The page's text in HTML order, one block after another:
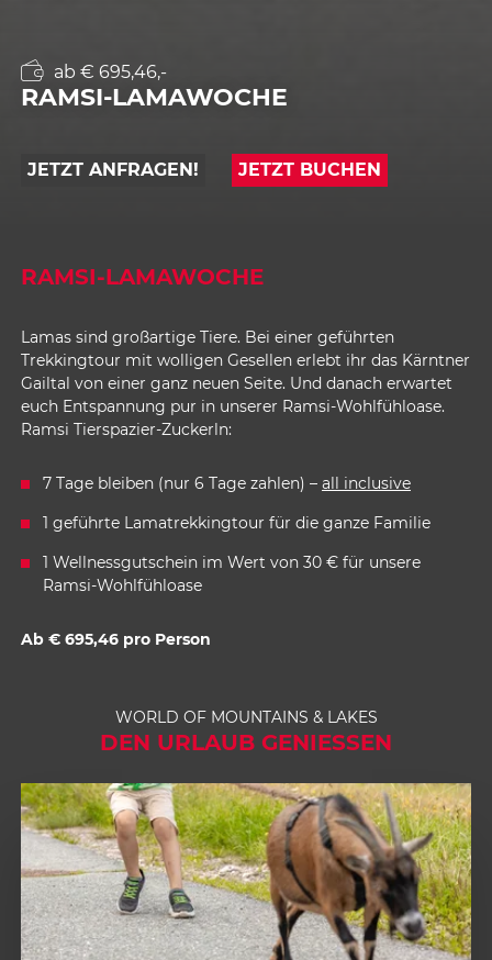
ab € 695,46,-
RAMSI-LAMAWOCHE
JETZT ANFRAGEN! JETZT BUCHEN
RAMSI-LAMAWOCHE
Lamas sind großartige Tiere. Bei einer geführten
Trekkingtour mit wolligen Gesellen erlebt ihr das Kärntner
Gailtal von einer ganz neuen Seite. Und danach erwartet
euch Entspannung pur in unserer Ramsi-Wohlfühloase.
Ramsi Tierspazier-Zuckerln:
7 Tage bleiben (nur 6 Tage zahlen) – all inclusive
1 geführte Lamatrekkingtour für die ganze Familie
1 Wellnessgutschein im Wert von 30 € für unsere
Ramsi-Wohlfühloase
Ab € 695,46 pro Person
WORLD OF MOUNTAINS & LAKES
DEN URLAUB GENIESSEN